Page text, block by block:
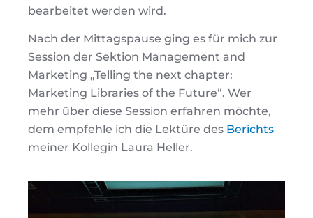
bearbeitet werden wird.
Nach der Mittagspause ging es für mich zur
Session der Sektion Management and
Marketing „Telling the next chapter:
Marketing Libraries of the Future“. Wer
mehr über diese Session erfahren möchte,
dem empfehle ich die Lektüre des Berichts
meiner Kollegin Laura Heller.